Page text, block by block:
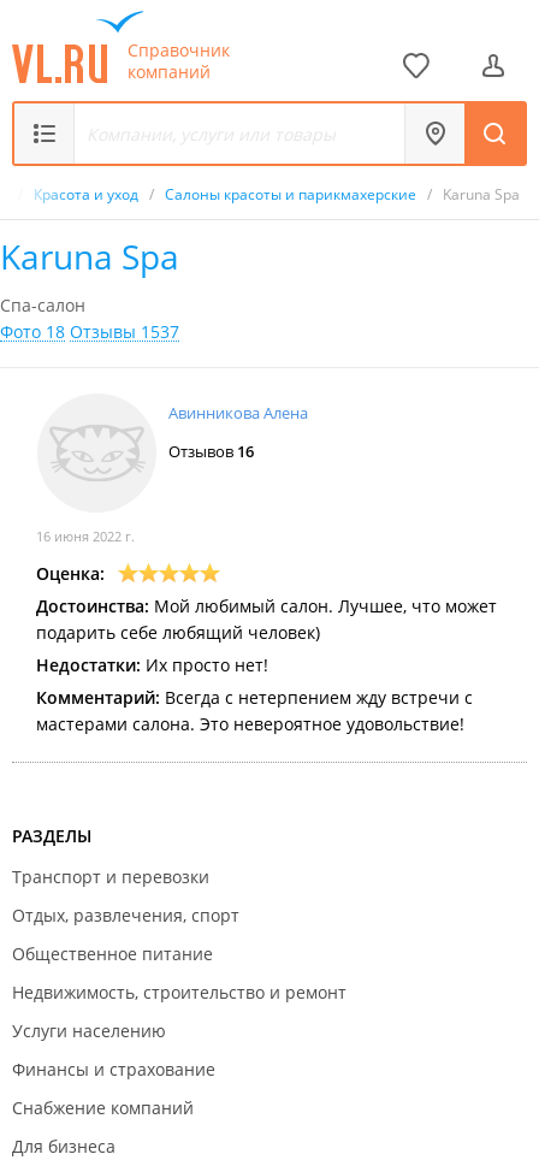
Справочник
компаний
Красота и уход / Салоны красоты и парикмахерские / Karuna Spa
Karuna Spa
Спа-салон
Фото 18 Отзывы 1537
Авинникова Алена
Отзывов 16
16 июня 2022 г.
Оценка:
Достоинства: Мой любимый салон. Лучшее, что может
подарить себе любящий человек)
Недостатки: Их просто нет!
Комментарий: Всегда с нетерпением жду встречи с
мастерами салона. Это невероятное удовольствие!
РАЗДЕЛЫ
Транспорт и перевозки
Отдых, развлечения, спорт
Общественное питание
Недвижимость, строительство и ремонт
Услуги населению
Финансы и страхование
Снабжение компаний
Для бизнеса